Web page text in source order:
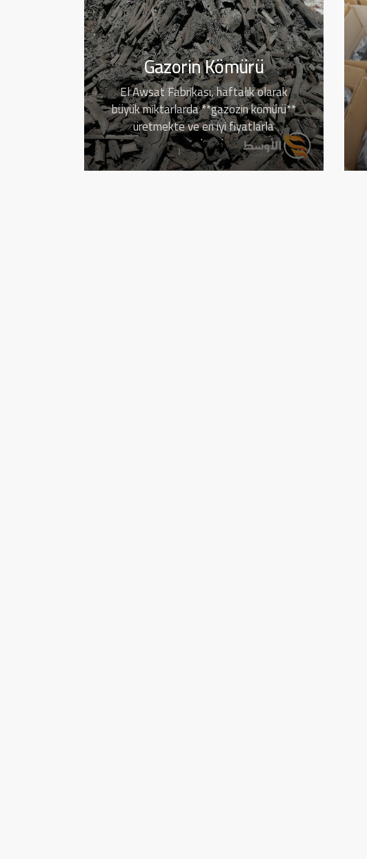
Gazorin Kömürü
El Awsat Fabrikası, haftalık olarak
büyük miktarlarda **gazozin kömürü**
üretmekte ve en iyi fiyatlarla
sunmaktadır.…